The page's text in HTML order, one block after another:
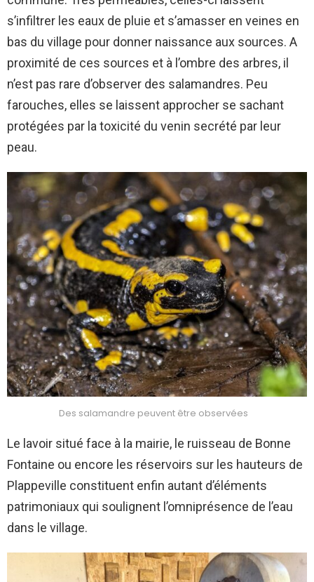
s’infiltrer les eaux de pluie et s’amasser en veines en
bas du village pour donner naissance aux sources. A
proximité de ces sources et à l’ombre des arbres, il
n’est pas rare d’observer des salamandres. Peu
farouches, elles se laissent approcher se sachant
protégées par la toxicité du venin secrété par leur
peau.
Des salamandre peuvent être observées
Le lavoir situé face à la mairie, le ruisseau de Bonne
Fontaine ou encore les réservoirs sur les hauteurs de
Plappeville constituent enfin autant d’éléments
patrimoniaux qui soulignent l’omniprésence de l’eau
dans le village.